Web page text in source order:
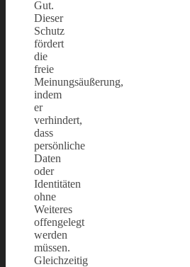
Gut.
Dieser
Schutz
fördert
die
freie
Meinungsäußerung,
indem
er
verhindert,
dass
persönliche
Daten
oder
Identitäten
ohne
Weiteres
offengelegt
werden
müssen.
Gleichzeitig